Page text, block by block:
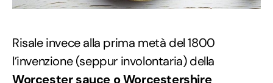
Risale invece alla prima metà del 1800
l’invenzione (seppur involontaria) della
Worcester sauce o Worcestershire